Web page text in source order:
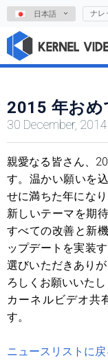
日本語 ナレ
2015 年お
30 December, 2014
親愛なる皆さん、
す。温かい願いを
せに満ちた年にな
新しいテーマを期
すべての改善と新
ップデートを実装
選びいただきあり
ろしくお願いいたし
カーネルビデオ共
す。
ニュースリストに戻